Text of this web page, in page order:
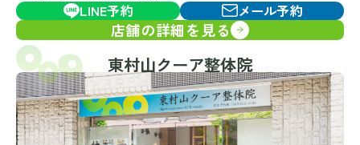
LINE予約
メール予約
店舗の詳細を見る
東村山クーア整体院